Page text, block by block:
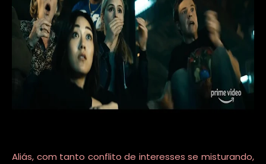
Aliás, com tanto conflito de interesses se misturando,